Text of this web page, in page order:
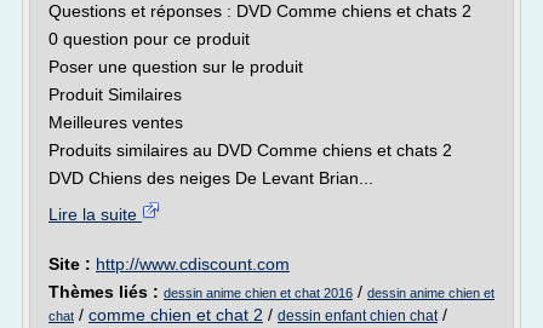
Questions et réponses : DVD Comme chiens et chats 2
0 question pour ce produit
Poser une question sur le produit
Produit Similaires
Meilleures ventes
Produits similaires au DVD Comme chiens et chats 2
DVD Chiens des neiges De Levant Brian...
Lire la suite
Site : http://www.cdiscount.com
Thèmes liés : dessin anime chien et chat 2016 / dessin anime chien et
chat / comme chien et chat 2 / dessin enfant chien chat/